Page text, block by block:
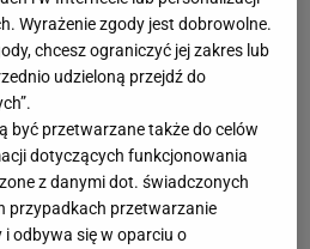
Wyrażenie zgody jest dobrowolne.
chcesz ograniczyć jej zakres lub
udzieloną przejdź do
być przetwarzane także do celów
dotyczących funkcjonowania
z danymi dot. świadczonych
przypadkach przetwarzanie
odbywa się w oparciu o